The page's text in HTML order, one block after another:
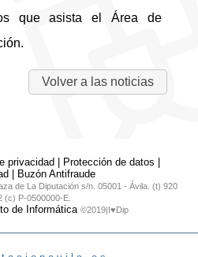
que asista el Área de
Volver a las noticias
privacidad Protección de datos
Buzón Antifraude
de La Diputación s/n. 05001 - Ávila. (t) 920
(c) P-0500000-E.
de Informática ©2019|I♥Dip